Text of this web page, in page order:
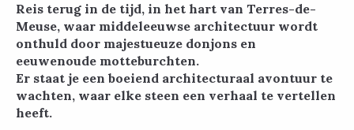
Reis terug in de tijd, in het hart van Terres-de-
Meuse, waar middeleeuwse architectuur wordt
onthuld door majestueuze donjons en
eeuwenoude motteburchten.
Er staat je een boeiend architecturaal avontuur te
wachten, waar elke steen een verhaal te vertellen
heeft.